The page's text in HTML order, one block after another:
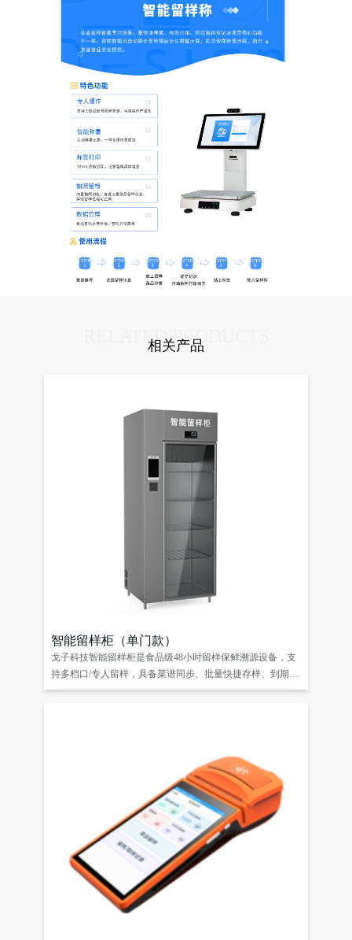
RELATED PRODUCTS
相关产品
智能留样柜（单门款）
戈子科技智能留样柜是食品级48小时留样保鲜溯源设备，支
持多档口/专人留样，具备菜谱同步、批量快捷存样、到期取
样、留样记录查询、标签打印等功能，整体操作简单方便，